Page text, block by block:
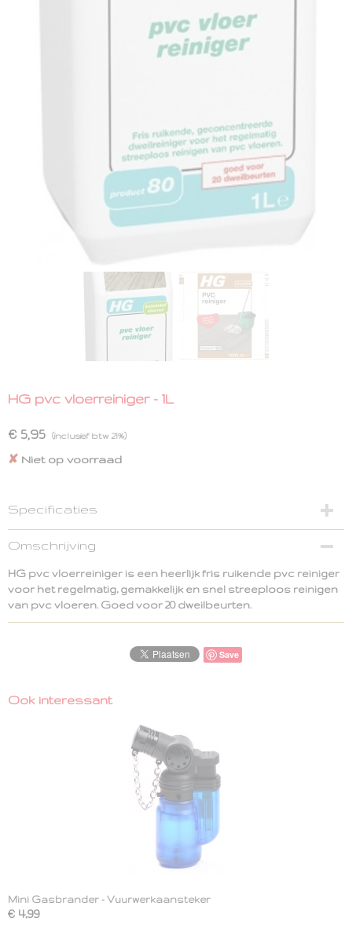
HG pvc vloerreiniger - 1L
€ 5,95 (inclusief btw 21%)
✘ Niet op voorraad
Specificaties
EAN code
871157726929
Omschrijving
HG pvc vloerreiniger is een heerlijk fris ruikende pvc reiniger
voor het regelmatig, gemakkelijk en snel streeploos reinigen
van pvc vloeren. Goed voor 20 dweilbeurten.
Save
Ook interessant
Mini Gasbrander - Vuurwerkaansteker
€ 4,99